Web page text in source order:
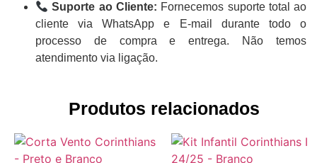
Suporte ao Cliente: Fornecemos suporte total ao
cliente via WhatsApp e E-mail durante todo o
processo de compra e entrega. Não temos
atendimento via ligação.
Produtos relacionados